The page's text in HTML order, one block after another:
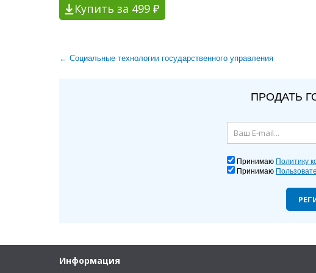
Купить за 499 ₽
← Cоциальные технологии государственного управления
ПРОДАТЬ
Принимаю Политику
Принимаю
Информация